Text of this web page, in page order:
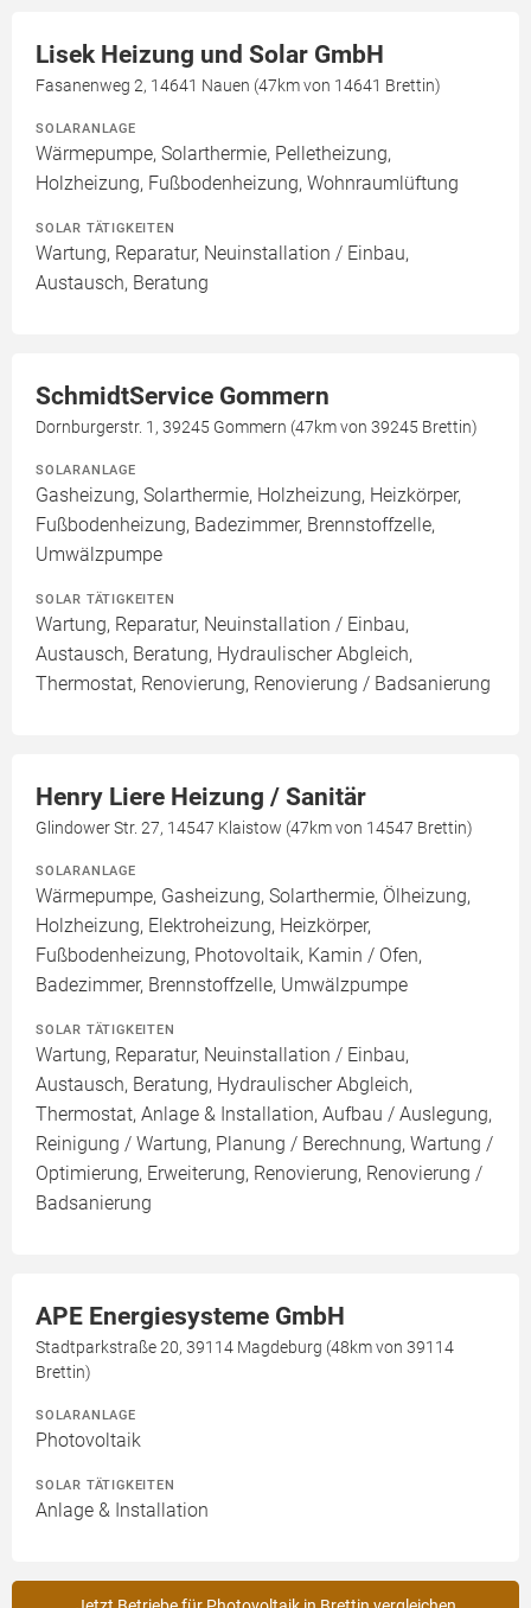
Lisek Heizung und Solar GmbH
Fasanenweg 2, 14641 Nauen (47km von 14641 Brettin)
SOLARANLAGE
Wärmepumpe, Solarthermie, Pelletheizung,
Holzheizung, Fußbodenheizung, Wohnraumlüftung
SOLAR TÄTIGKEITEN
Wartung, Reparatur, Neuinstallation / Einbau,
Austausch, Beratung
SchmidtService Gommern
Dornburgerstr. 1, 39245 Gommern (47km von 39245 Brettin)
SOLARANLAGE
Gasheizung, Solarthermie, Holzheizung, Heizkörper,
Fußbodenheizung, Badezimmer, Brennstoffzelle,
Umwälzpumpe
SOLAR TÄTIGKEITEN
Wartung, Reparatur, Neuinstallation / Einbau,
Austausch, Beratung, Hydraulischer Abgleich,
Thermostat, Renovierung, Renovierung / Badsanierung
Henry Liere Heizung / Sanitär
Glindower Str. 27, 14547 Klaistow (47km von 14547 Brettin)
SOLARANLAGE
Wärmepumpe, Gasheizung, Solarthermie, Ölheizung,
Holzheizung, Elektroheizung, Heizkörper,
Fußbodenheizung, Photovoltaik, Kamin / Ofen,
Badezimmer, Brennstoffzelle, Umwälzpumpe
SOLAR TÄTIGKEITEN
Wartung, Reparatur, Neuinstallation / Einbau,
Austausch, Beratung, Hydraulischer Abgleich,
Thermostat, Anlage & Installation, Aufbau / Auslegung,
Reinigung / Wartung, Planung / Berechnung, Wartung /
Optimierung, Erweiterung, Renovierung, Renovierung /
Badsanierung
APE Energiesysteme GmbH
Stadtparkstraße 20, 39114 Magdeburg (48km von 39114
Brettin)
SOLARANLAGE
Photovoltaik
SOLAR TÄTIGKEITEN
Anlage & Installation